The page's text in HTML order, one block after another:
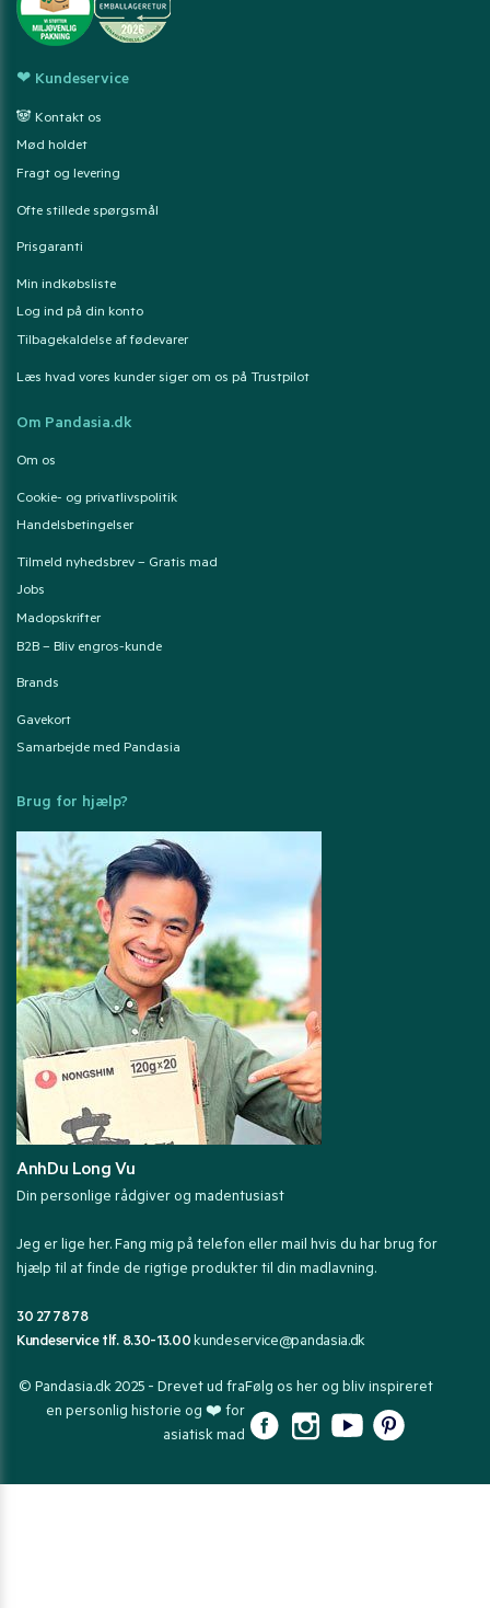
❤ Kundeservice
🐼 Kontakt os
Mød holdet
Fragt og levering
Ofte stillede spørgsmål
Prisgaranti
Min indkøbsliste
Log ind på din konto
Tilbagekaldelse af fødevarer
Læs hvad vores kunder siger om os på Trustpilot
Om Pandasia.dk
Om os
Cookie- og privatlivspolitik
Handelsbetingelser
Tilmeld nyhedsbrev – Gratis mad
Jobs
Madopskrifter
B2B – Bliv engros-kunde
Brands
Gavekort
Samarbejde med Pandasia
Brug for hjælp?
AnhDu Long Vu
Din personlige rådgiver og madentusiast
Jeg er lige her. Fang mig på telefon eller mail hvis du har brug for
hjælp til at finde de rigtige produkter til din madlavning.
30 27 78 78
Kundeservice tlf. 8.30-13.00kundeservice@pandasia.dk
© Pandasia.dk 2025 - Drevet ud fra
en personlig historie og ❤️ for
asiatisk mad
Følg os her og bliv inspireret